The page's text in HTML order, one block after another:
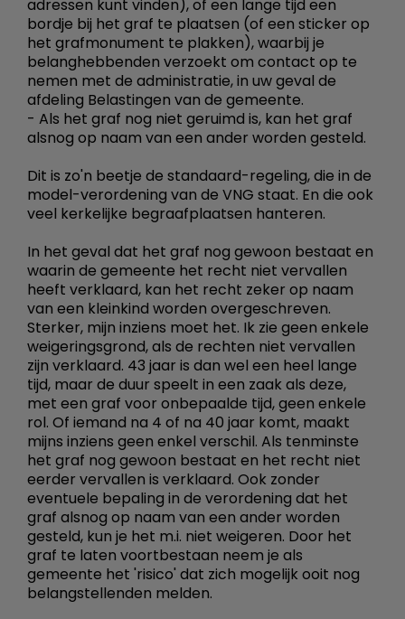
adressen kunt vinden), of een lange tijd een
bordje bij het graf te plaatsen (of een sticker op
het grafmonument te plakken), waarbij je
belanghebbenden verzoekt om contact op te
nemen met de administratie, in uw geval de
afdeling Belastingen van de gemeente.
- Als het graf nog niet geruimd is, kan het graf
alsnog op naam van een ander worden gesteld.
Dit is zo'n beetje de standaard-regeling, die in de
model-verordening van de VNG staat. En die ook
veel kerkelijke begraafplaatsen hanteren.
In het geval dat het graf nog gewoon bestaat en
waarin de gemeente het recht niet vervallen
heeft verklaard, kan het recht zeker op naam
van een kleinkind worden overgeschreven.
Sterker, mijn inziens moet het. Ik zie geen enkele
weigeringsgrond, als de rechten niet vervallen
zijn verklaard. 43 jaar is dan wel een heel lange
tijd, maar de duur speelt in een zaak als deze,
met een graf voor onbepaalde tijd, geen enkele
rol. Of iemand na 4 of na 40 jaar komt, maakt
mijns inziens geen enkel verschil. Als tenminste
het graf nog gewoon bestaat en het recht niet
eerder vervallen is verklaard. Ook zonder
eventuele bepaling in de verordening dat het
graf alsnog op naam van een ander worden
gesteld, kun je het m.i. niet weigeren. Door het
graf te laten voortbestaan neem je als
gemeente het 'risico' dat zich mogelijk ooit nog
belangstellenden melden.